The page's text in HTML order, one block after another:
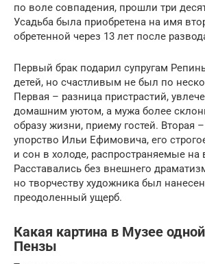
по воле совпадения, прошли три
Усадьба была приобретена на имя
обретенной через 13 лет после
Первый брак подарил супругам
детей, но счастливым не был по
Первая – разница пристрастий,
домашним уютом, а мужа более
образу жизни, приему гостей. Вторая
упорство Ильи Ефимовича, его
и сон в холоде, распространяемые на
Расставались без внешнего
но творчеству художника был
преодоленный ущерб.
Какая картина в Музее
Пензы